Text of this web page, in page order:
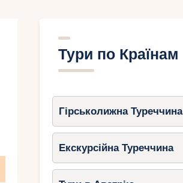
Тури по Країнам
Гірськолижна Туреччина
Екскурсійна Туреччина